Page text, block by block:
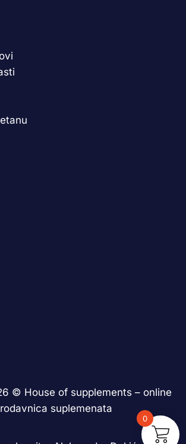
© House of supplements – online
suplemenata
0